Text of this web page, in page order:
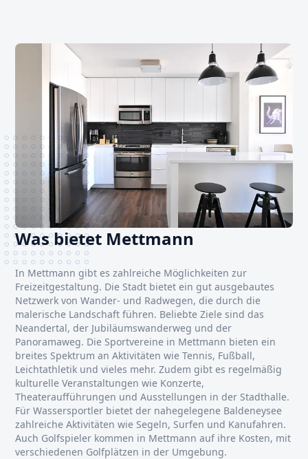
Was bietet Mettmann
In Mettmann gibt es zahlreiche Möglichkeiten zur
Freizeitgestaltung. Die Stadt bietet ein gut ausgebautes
Netzwerk von Wander- und Radwegen, die durch die
malerische Landschaft führen. Beliebte Ziele sind das
Neandertal, der Jubiläumswanderweg und der
Panoramaweg. Die Sportvereine in Mettmann bieten ein
breites Spektrum an Aktivitäten wie Tennis, Fußball,
Leichtathletik und vieles mehr. Zudem gibt es regelmäßig
kulturelle Veranstaltungen wie Konzerte,
Theateraufführungen und Ausstellungen in der Stadthalle.
Für Wassersportler bietet der nahegelegene Baldeneysee
zahlreiche Aktivitäten wie Segeln, Surfen und Kanufahren.
Auch Golfspieler kommen in Mettmann auf ihre Kosten, mit
verschiedenen Golfplätzen in der Umgebung.